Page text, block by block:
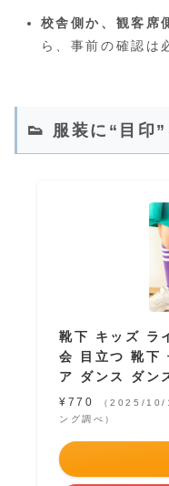
校舎側か、観客席
ら、事前の確認は
👟 服装に“目印”
靴下 キッズ ラ
会 目立つ 靴下
ア ダンス ダン
¥770
（2025/
ング調べ）